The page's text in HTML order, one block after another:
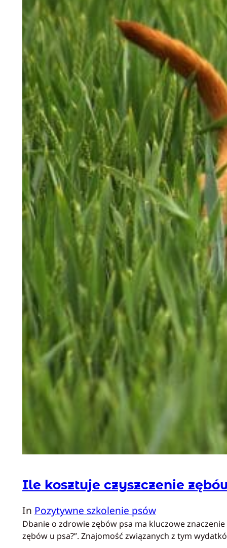
Ile kosztuje czyszczenie
In Pozytywne szkolenie psów
Dbanie o zdrowie zębów psa ma kluczowe
zębów u psa?”. Znajomość związanych z tym